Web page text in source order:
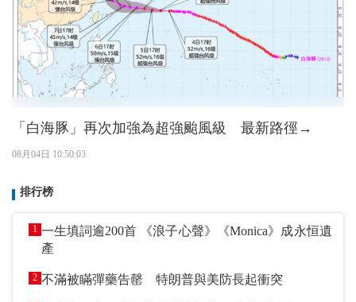
「白海豚」再次加強為超強颱風級 最新路徑→
08月04日 10:50:03
排行榜
1 一生填詞逾200首 《浪子心聲》《Monica》成永恒遺
產
2 不滿被瞞彈藥告罄 特朗普與美防長起衝突